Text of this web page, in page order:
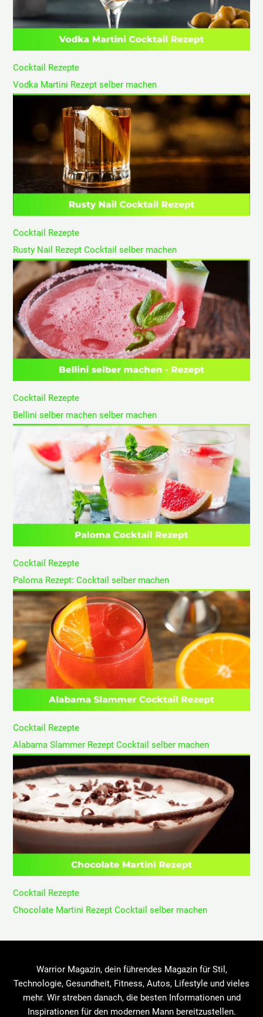
Cocktail Rezepte
Vodka Martini Rezept selber machen
Cocktail Rezepte
Rusty Nail Rezept Cocktail selber machen
Cocktail Rezepte
Bellini selber machen selber machen
Cocktail Rezepte
Paloma Rezept: Cocktail selber machen
Cocktail Rezepte
Alabama Slammer Rezept Cocktail selber machen
Cocktail Rezepte
Chocolate Martini Rezept Cocktail selber machen
Warrior Magazin, dein führendes Magazin für Stil,
Technologie, Gesundheit, Fitness, Autos, Lifestyle und vieles
mehr. Wir streben danach, die besten Informationen und
Inspirationen für den modernen Mann bereitzustellen.